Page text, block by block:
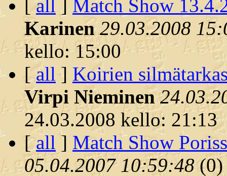
[all
Match Show
Karinen 29.03.2008
kello: 15:00
[all ] Koirien
Virpi Nieminen
24.03.2008 kello: 21:13
[all ] Match Show
05.04.2007 10:59:48(